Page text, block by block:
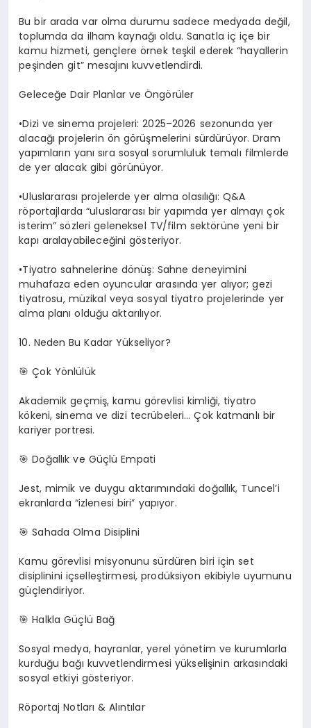
Bu bir arada var olma durumu sadece medyada değil,
toplumda da ilham kaynağı oldu. Sanatla iç içe bir
kamu hizmeti, gençlere örnek teşkil ederek “hayallerin
peşinden git” mesajını kuvvetlendirdi.
Geleceğe Dair Planlar ve Öngörüler
​•​Dizi ve sinema projeleri: 2025–2026 sezonunda yer
alacağı projelerin ön görüşmelerini sürdürüyor. Dram
yapımların yanı sıra sosyal sorumluluk temalı filmlerde
de yer alacak gibi görünüyor.
​•​Uluslararası projelerde yer alma olasılığı: Q&A
röportajlarda “uluslararası bir yapımda yer almayı çok
isterim” sözleri geleneksel TV/film sektörüne yeni bir
kapı aralayabileceğini gösteriyor.
​•​Tiyatro sahnelerine dönüş: Sahne deneyimini
muhafaza eden oyuncular arasında yer alıyor; gezi
tiyatrosu, müzikal veya sosyal tiyatro projelerinde yer
alma planı olduğu aktarılıyor.
10. Neden Bu Kadar Yükseliyor?
🎯 Çok Yönlülük
Akademik geçmiş, kamu görevlisi kimliği, tiyatro
kökeni, sinema ve dizi tecrübeleri… Çok katmanlı bir
kariyer portresi.
🎯 Doğallık ve Güçlü Empati
Jest, mimik ve duygu aktarımındaki doğallık, Tuncel’i
ekranlarda “izlenesi biri” yapıyor.
🎯 Sahada Olma Disiplini
Kamu görevlisi misyonunu sürdüren biri için set
disiplinini içselleştirmesi, prodüksiyon ekibiyle uyumunu
güçlendiriyor.
🎯 Halkla Güçlü Bağ
Sosyal medya, hayranlar, yerel yönetim ve kurumlarla
kurduğu bağı kuvvetlendirmesi yükselişinin arkasındaki
sosyal etkiyi gösteriyor.
Röportaj Notları & Alıntılar